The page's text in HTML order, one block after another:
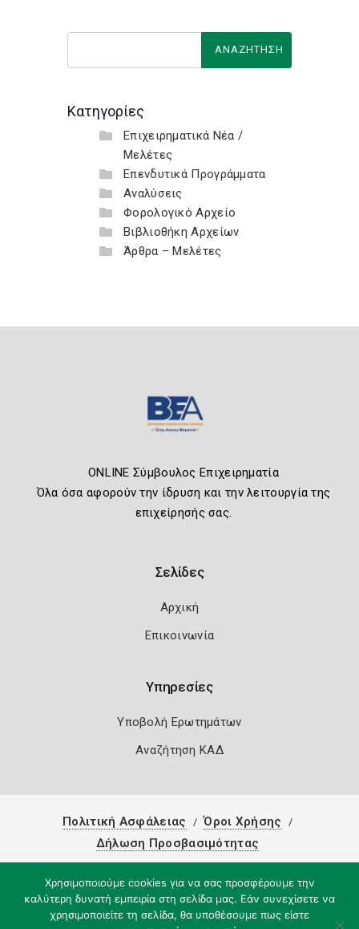
Κατηγορίες
Επιχειρηματικά Νέα /
Μελέτες
Επενδυτικά Προγράμματα
Αναλύσεις
Φορολογικό Αρχείο
Βιβλιοθήκη Αρχείων
Άρθρα – Μελέτες
ONLINE Σύμβουλος Επιχειρηματία
Όλα όσα αφορούν την ίδρυση και την λειτουργία της
επιχείρησής σας.
Σελίδες
Αρχική
Επικοινωνία
Υπηρεσίες
Υποβολή Ερωτημάτων
Αναζήτηση ΚΑΔ
Πολιτική Ασφάλειας
Όροι Χρήσης
Δήλωση Προσβασιμότητας
Χρησιμοποιούμε cookies για να σας προσφέρουμε την
καλύτερη δυνατή εμπειρία στη σελίδα μας. Εάν συνεχίσετε να
χρησιμοποιείτε τη σελίδα, θα υποθέσουμε πως είστε